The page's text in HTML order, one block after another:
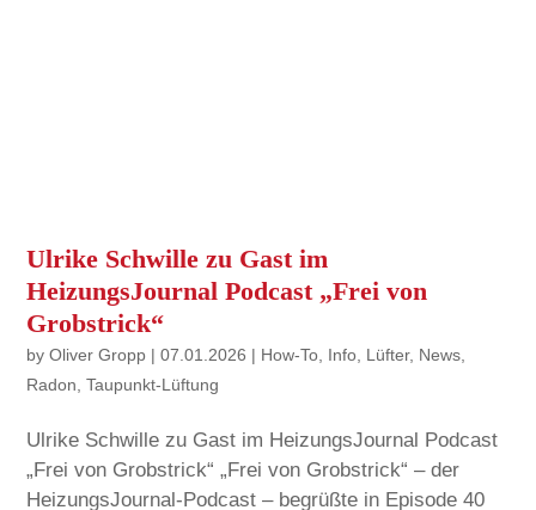
Ulrike Schwille zu Gast im
HeizungsJournal Podcast „Frei von
Grobstrick“
byOliver Gropp |07.01.2026 | How-To Info Lüfter, News
Radon ,Taupunkt-Lüftung
Ulrike Schwille zu Gast im HeizungsJournal Podcast
„Frei von Grobstrick“ „Frei von Grobstrick“ – der
HeizungsJournal-Podcast – begrüßte in Episode 40